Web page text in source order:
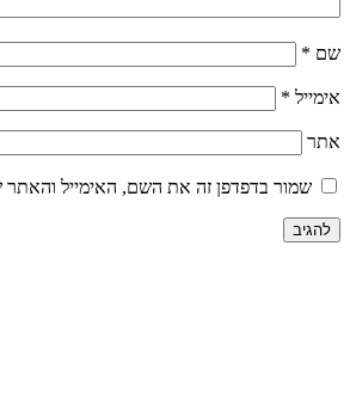
שם *
אימייל *
אתר
שמור בדפדפן זה את השם, האימייל